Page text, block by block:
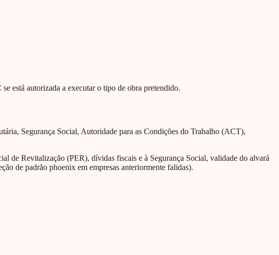
está autorizada a executar o tipo de obra pretendido.
Segurança Social, Autoridade para as Condições do Trabalho (ACT),
de Revitalização (PER), dívidas fiscais e à Segurança Social, validade do alvará
de padrão phoenix em empresas anteriormente falidas).